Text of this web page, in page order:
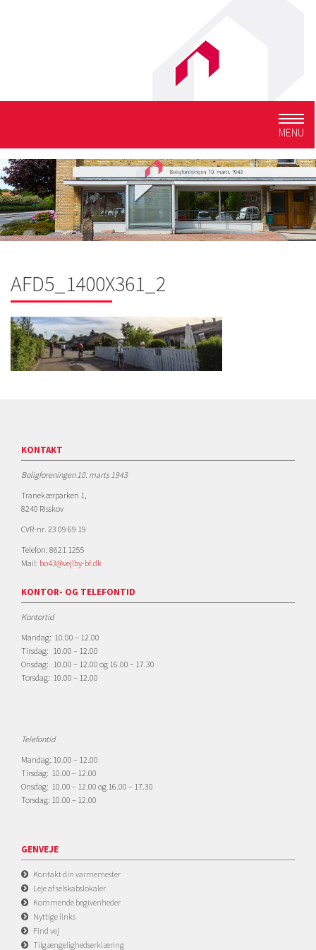
MENU
AFD5_1400X361_2
KONTAKT
Boligforeningen 10. marts 1943
Tranekærparken 1,
8240 Risskov
CVR-nr. 23 09 69 19
Telefon: 8621 1255
Mail: bo43@vejlby-bf.dk
KONTOR- OG TELEFONTID
Kontortid
Mandag: 10.00 – 12.00
Tirsdag: 10.00 – 12.00
Onsdag: 10.00 – 12.00 og 16.00 – 17.30
Torsdag: 10.00 – 12.00
Telefontid
Mandag: 10.00 – 12.00
Tirsdag: 10.00 – 12.00
Onsdag: 10.00 – 12.00 og 16.00 – 17.30
Torsdag: 10.00 – 12.00
GENVEJE
Kontakt din varmemester
Leje af selskabslokaler
Kommende begivenheder
Nyttige links
Find vej
Tilgængelighedserklæring